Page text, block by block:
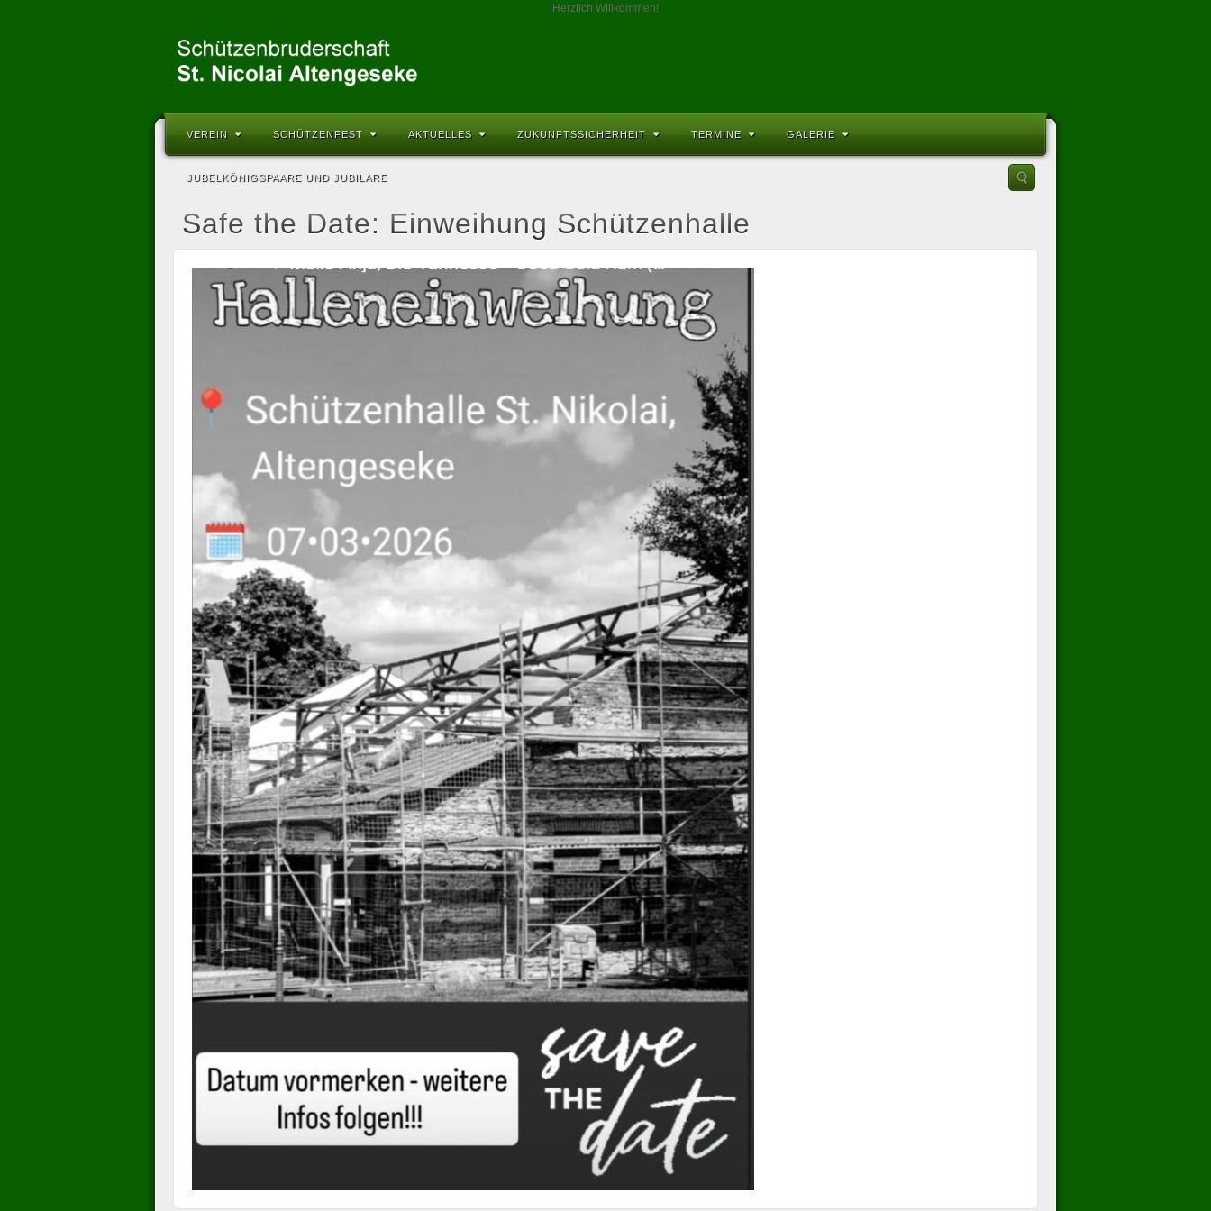
Herzlich Willkommen!
VEREIN SCHÜTZENFEST AKTUELLES ZUKUNFTSSICHERHEIT TERMINE GALERIE
JUBELKÖNIGSPAARE UND JUBILARE
Safe the Date: Einweihung Schützenhalle